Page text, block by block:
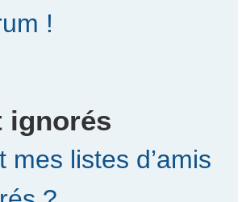
!
ignorés
mes listes d’amis